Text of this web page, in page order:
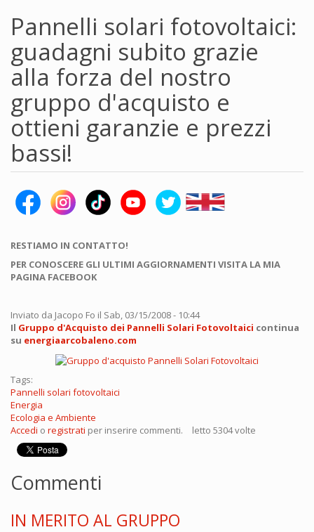
Pannelli solari fotovoltaici:
guadagni subito grazie
alla forza del nostro
gruppo d'acquisto e
ottieni garanzie e prezzi
bassi!
RESTIAMO IN CONTATTO!
PER CONOSCERE GLI ULTIMI AGGIORNAMENTI VISITA LA MIA
PAGINA FACEBOOK
Inviato da Jacopo Fo il Sab, 03/15/2008 - 10:44
Il Gruppo d'Acquisto dei Pannelli Solari Fotovoltaici continua
su energiaarcobaleno.com
Tags:
Pannelli solari fotovoltaici
Energia
Ecologia e Ambiente
Accedi o registrati per inserire commenti. letto 5304 volte
Commenti
IN MERITO AL GRUPPO